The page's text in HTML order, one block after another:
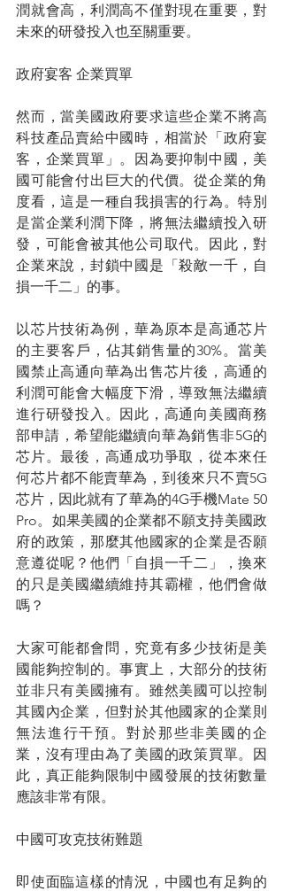
潤就會高，利潤高不僅對現在重要，對
未來的研發投入也至關重要。
政府宴客 企業買單
然而，當美國政府要求這些企業不將高
科技產品賣給中國時，相當於「政府宴
客，企業買單」。因為要抑制中國，美
國可能會付出巨大的代價。從企業的角
度看，這是一種自我損害的行為。特別
是當企業利潤下降，將無法繼續投入研
發，可能會被其他公司取代。因此，對
企業來說，封鎖中國是「殺敵一千，自
損一千二」的事。
以芯片技術為例，華為原本是高通芯片
的主要客戶，佔其銷售量的30%。當美
國禁止高通向華為出售芯片後，高通的
利潤可能會大幅度下滑，導致無法繼續
進行研發投入。因此，高通向美國商務
部申請，希望能繼續向華為銷售非5G的
芯片。最後，高通成功爭取，從本來任
何芯片都不能賣華為，到後來只不賣5G
芯片，因此就有了華為的4G手機Mate 50
Pro。如果美國的企業都不願支持美國政
府的政策，那麼其他國家的企業是否願
意遵從呢？他們「自損一千二」，換來
的只是美國繼續維持其霸權，他們會做
嗎？
大家可能都會問，究竟有多少技術是美
國能夠控制的。事實上，大部分的技術
並非只有美國擁有。雖然美國可以控制
其國內企業，但對於其他國家的企業則
無法進行干預。對於那些非美國的企
業，沒有理由為了美國的政策買單。因
此，真正能夠限制中國發展的技術數量
應該非常有限。
中國可攻克技術難題
即使面臨這樣的情況，中國也有足夠的